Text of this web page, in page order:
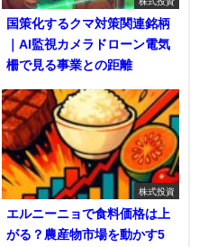
国策化するクマ対策関連銘柄
｜AI監視カメラドローン電気
柵で見る事業との距離
株式投資
エルニーニョで食料価格は上
がる？農産物市場を動かす5